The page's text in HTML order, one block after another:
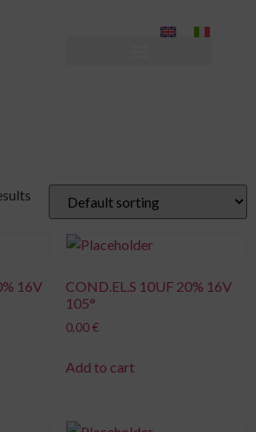
16V
COND.EL.S 10UF 20% 16V
105°
0,00€
Add to cart